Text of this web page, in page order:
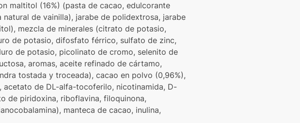
maltitol (16%) (pasta de cacao, edulcorante
de vainilla), jarabe de polidextrosa, jarabe
mezcla de minerales (citrato de potasio,
de potasio, difosfato férrico, sulfato de zinc,
de potasio, picolinato de cromo, selenito de
aromas, aceite refinado de cártamo,
tostada y troceada), cacao en polvo (0,96%),
de DL-alfa-tocoferilo, nicotinamida, D-
de piridoxina, riboflavina, filoquinona,
manteca de cacao, inulina,